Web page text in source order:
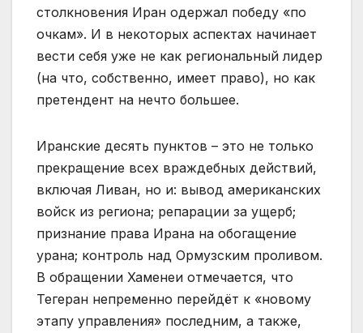
столкновения Иран одержал победу «по
очкам». И в некоторых аспектах начинает
вести себя уже не как региональный лидер
(на что, собственно, имеет право), но как
претендент на нечто большее.
Иранские десять пунктов – это не только
прекращение всех враждебных действий,
включая Ливан, но и: вывод американских
войск из региона; репарации за ущерб;
признание права Ирана на обогащение
урана; контроль над Ормузским проливом.
В обращении Хаменеи отмечается, что
Тегеран непременно перейдёт к «новому
этапу управления» последним, а также,